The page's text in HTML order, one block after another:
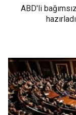
ABD'li